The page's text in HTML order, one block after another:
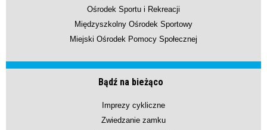
Ośrodek Sportu i Rekreacji
Międzyszkolny Ośrodek Sportowy
Miejski Ośrodek Pomocy Społecznej
Bądź na bieżąco
Imprezy cykliczne
Zwiedzanie zamku